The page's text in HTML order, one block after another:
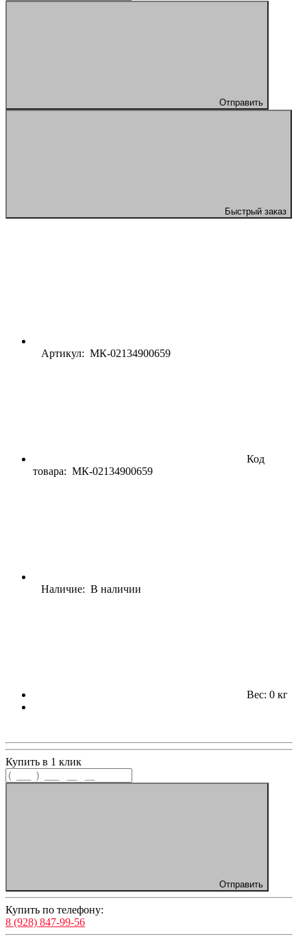
Отправить
Быстрый заказ
Артикул: МК-02134900659
Код
товара: МК-02134900659
Наличие: В наличии
Вес: 0 кг
Купить в 1 клик
Отправить
Купить по телефону:
8 (928) 847-99-56